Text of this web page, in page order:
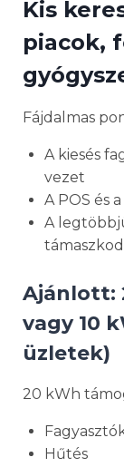
Kis
piacok,
Fájdalmas
A kiesés
vezet
A POS és
A
Ajánlott:
vagy 10
üzletek)
20 kWh
Hűtés